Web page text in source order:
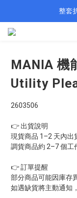
🎁
整套
MANIA 機
Utility
2603506
👉 出貨說明
現貨商品 1–2 天內出
調貨商品約 2–7 個工
👉 訂單提醒
部分商品可能因庫存
如遇缺貨將主動通知